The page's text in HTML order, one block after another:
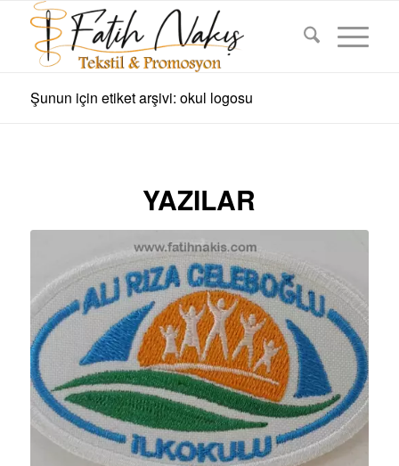
Şunun için etiket arşivi: okul logosu
YAZILAR